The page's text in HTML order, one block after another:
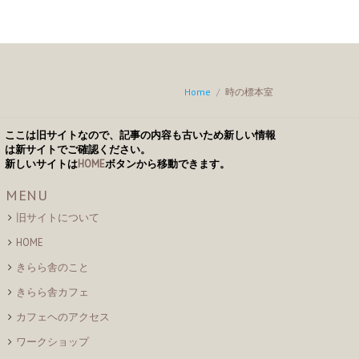
Home / 時の標本室
ここは旧サイトなので、記事の内容も古いため新しい情報
は新サイトでご確認ください。
新しいサイトはHOMEボタンから移動できます。
MENU
旧サイトについて
HOME
きらら舎のこと
きらら舎カフェ
カフェヘのアクセス
ワークショップ